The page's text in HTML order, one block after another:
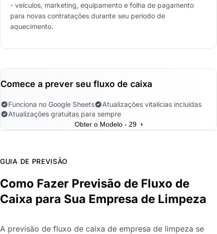
- veículos, marketing, equipamento e folha de pagamento
para novas contratações durante seu período de
aquecimento.
Comece a prever seu fluxo de caixa
Funciona no Google Sheets
Atualizações vitalícias incluídas
Atualizações gratuitas para sempre
Obter o Modelo - 29 ›
GUIA DE PREVISÃO
Como Fazer Previsão de Fluxo de
Caixa para Sua Empresa de Limpeza
A previsão de fluxo de caixa de empresa de limpeza se